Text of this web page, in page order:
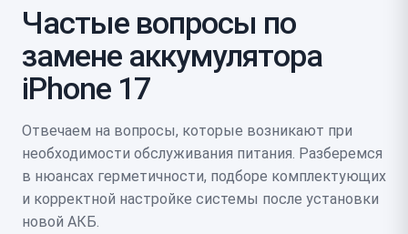
Частые вопросы по
замене аккумулятора
iPhone 17
Отвечаем на вопросы, которые возникают при
необходимости обслуживания питания. Разберемся
в нюансах герметичности, подборе комплектующих
и корректной настройке системы после установки
новой АКБ.